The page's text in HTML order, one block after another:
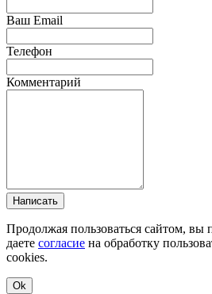
Ваш Email
Телефон
Комментарий
Написать
Продолжая пользоваться сайтом, вы
даете согласие на обработку
cookies.
Ok